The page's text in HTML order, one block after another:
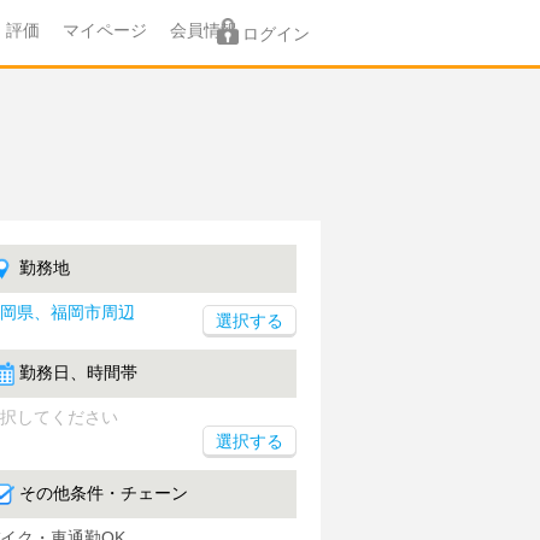
評価 マイページ 会員情報 ログイン
勤務地
県、福岡市周辺
勤務日、時間帯
してください
選択する
その他条件・チェーン